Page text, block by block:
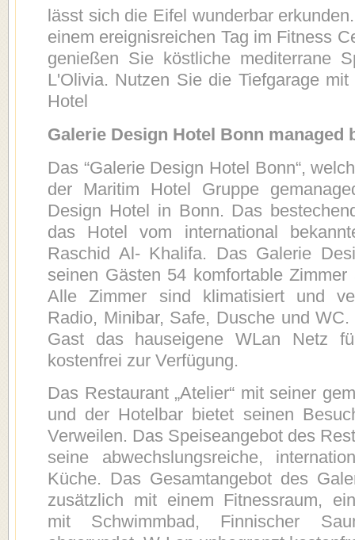
lässt sich die Eifel wunderbar
einem ereignisreichen Tag im Fitness
genießen Sie köstliche mediterrane
L'Olivia. Nutzen Sie die Tiefgarage
Hotel
Galerie Design Hotel Bonn managed
Das “Galerie Design Hotel Bonn“,
der Maritim Hotel Gruppe
Design Hotel in Bonn. Das
das Hotel vom international
Raschid Al- Khalifa. Das Galerie
seinen Gästen 54 komfortable
Alle Zimmer sind klimatisiert und
Radio, Minibar, Safe, Dusche und
Gast das hauseigene WLan Netz
kostenfrei zur Verfügung.
Das Restaurant „Atelier“ mit seiner
und der Hotelbar bietet seinen
Verweilen. Das Speiseangebot des
seine abwechslungsreiche,
Küche. Das Gesamtangebot des
zusätzlich mit einem Fitnessraum,
mit Schwimmbad, Finnischer